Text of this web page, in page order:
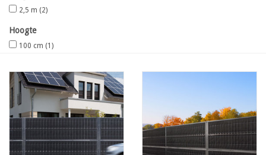
2,5 m (2)
Hoogte
100 cm (1)